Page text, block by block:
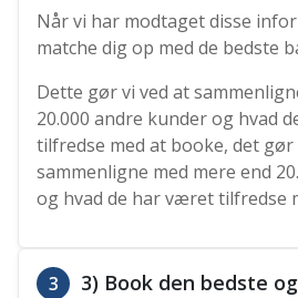
Når vi har modtaget disse
matche dig op med de bedste
Dette gør vi ved at
20.000 andre kunder og hvad
tilfredse med at booke, det gør
sammenligne med mere end
og hvad de har været tilfredse
3 3) Book den bedste og